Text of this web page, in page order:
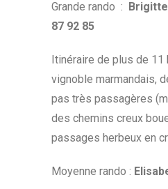
Grande rando :
87 92 85
Itinéraire de plus de 11
vignoble marmandais,
pas très passagères
des chemins creux
passages herbeux en
Moyenne rando :